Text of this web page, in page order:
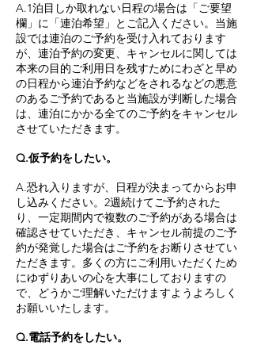
A.1泊目しか取れない日程の場合は「ご要望
欄」に「連泊希望」とご記入ください。当施
設では連泊のご予約を受け入れております
が、連泊予約の変更、キャンセルに関しては
本来の目的ご利用日を残すためにわざと早め
の日程から連泊予約などをされるなどの悪意
のあるご予約であると当施設が判断した場合
は、連泊にかかる全てのご予約をキャンセル
させていただきます。
Q.仮予約をしたい。
A.恐れ入りますが、日程が決まってからお申
し込みください。2週続けてご予約された
り、一定期間内で複数のご予約がある場合は
確認させていただき、キャンセル前提のご予
約が発覚した場合はご予約をお断りさせてい
ただきます。多くの方にご利用いただくため
にゆずりあいの心を大事にしておりますの
で、どうかご理解いただけますようよろしく
お願いいたします。
Q.電話予約をしたい。